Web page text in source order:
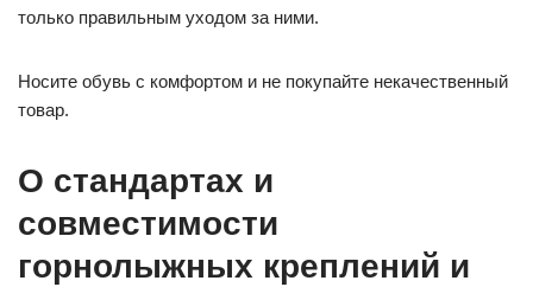
только правильным уходом за ними.
Носите обувь с комфортом и не покупайте некачественный
товар.
О стандартах и
совместимости
горнолыжных креплений и